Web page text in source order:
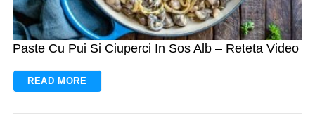
Paste Cu Pui Si Ciuperci In Sos Alb – Reteta Video
READ MORE